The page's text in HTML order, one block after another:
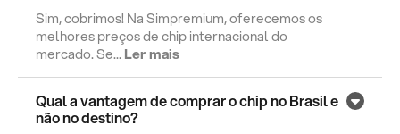
Sim, cobrimos! Na Simpremium, oferecemos os
melhores preços de chip internacional do
mercado. Se...Ler mais
Qual a vantagem de comprar o chip no Brasil e
não no destino?